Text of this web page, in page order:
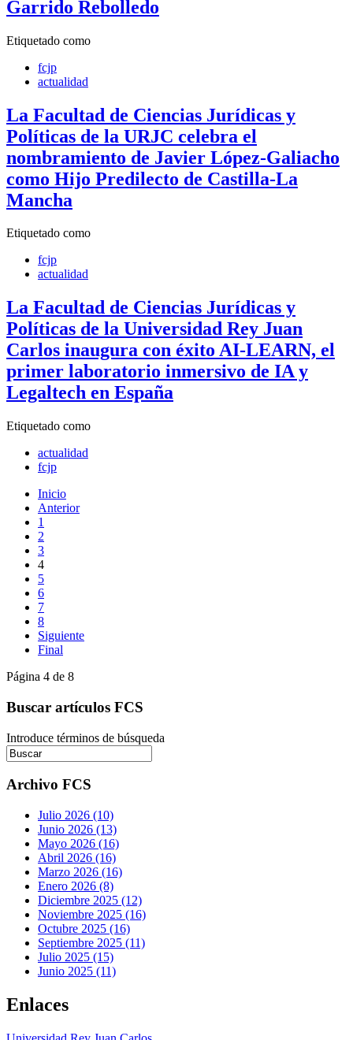
Garrido Rebolledo
Etiquetado como
fcjp
actualidad
La Facultad de Ciencias Jurídicas y
Políticas de la URJC celebra el
nombramiento de Javier López-Galiacho
como Hijo Predilecto de Castilla-La
Mancha
Etiquetado como
fcjp
actualidad
La Facultad de Ciencias Jurídicas y
Políticas de la Universidad Rey Juan
Carlos inaugura con éxito AI-LEARN, el
primer laboratorio inmersivo de IA y
Legaltech en España
Etiquetado como
actualidad
fcjp
Inicio
Anterior
1
2
3
4
5
6
7
8
Siguiente
Final
Página 4 de 8
Buscar artículos FCS
Introduce términos de búsqueda
Archivo FCS
Julio 2026 (10)
Junio 2026 (13)
Mayo 2026 (16)
Abril 2026 (16)
Marzo 2026 (16)
Enero 2026 (8)
Diciembre 2025 (12)
Noviembre 2025 (16)
Octubre 2025 (16)
Septiembre 2025 (11)
Julio 2025 (15)
Junio 2025 (11)
Enlaces